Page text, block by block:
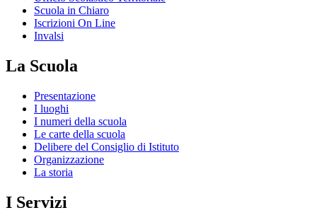
Scuola in Chiaro
Iscrizioni On Line
Invalsi
La Scuola
Presentazione
I luoghi
I numeri della scuola
Le carte della scuola
Delibere del Consiglio di Istituto
Organizzazione
La storia
I Servizi